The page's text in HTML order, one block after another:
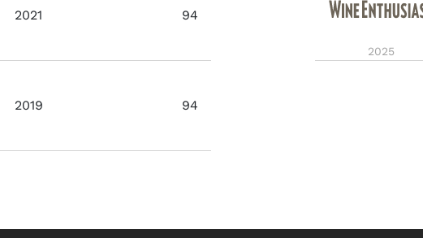
2021 94
2019 94
2025